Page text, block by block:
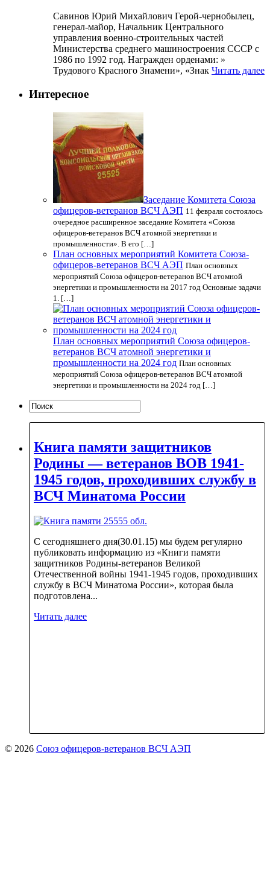
Савинов Юрий Михайлович Герой-чернобылец,
генерал-майор, Начальник Центрального
управления военно-строительных частей
Министерства среднего машиностроения СССР с
1986 по 1992 год. Награжден орденами: »
Трудового Красного Знамени», «Знак Читать далее
Интересное
Заседание Комитета Союза
офицеров-ветеранов ВСЧ АЭП 11 февраля состоялось
очередное расширенное заседание Комитета «Союза
офицеров-ветеранов ВСЧ атомной энергетики и
промышленности». В его […]
План основных мероприятий Комитета Союза-
офицеров-ветеранов ВСЧ АЭП План основных
мероприятий Союза офицеров-ветеранов ВСЧ атомной
энергетики и промышленности на 2017 год Основные задачи
1. […]
План основных мероприятий Союза офицеров-
ветеранов ВСЧ атомной энергетики и
промышленности на 2024 год План основных
мероприятий Союза офицеров-ветеранов ВСЧ атомной
энергетики и промышленности на 2024 год […]
Книга памяти защитников
Родины — ветеранов ВОВ 1941-
1945 годов, проходивших службу в
ВСЧ Минатома России
С сегодняшнего дня(30.01.15) мы будем регулярно
публиковать информацию из «Книги памяти
защитников Родины-ветеранов Великой
Отечественной войны 1941-1945 годов, проходивших
службу в ВСЧ Минатома России», которая была
подготовлена...
Читать далее
© 2026 Союз офицеров-ветеранов ВСЧ АЭП